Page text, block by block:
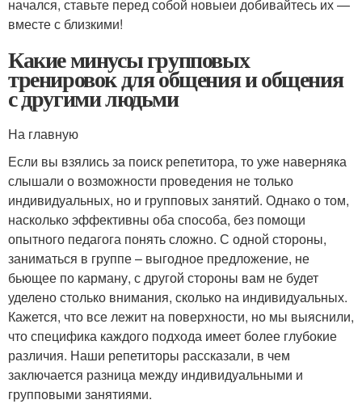
начался, ставьте перед собой новыеи добивайтесь их —
вместе с близкими!
Какие минусы групповых
тренировок для общения и общения
с другими людьми
На главную
Если вы взялись за поиск репетитора, то уже наверняка
слышали о возможности проведения не только
индивидуальных, но и групповых занятий. Однако о том,
насколько эффективны оба способа, без помощи
опытного педагога понять сложно. С одной стороны,
заниматься в группе – выгодное предложение, не
бьющее по карману, с другой стороны вам не будет
уделено столько внимания, сколько на индивидуальных.
Кажется, что все лежит на поверхности, но мы выяснили,
что специфика каждого подхода имеет более глубокие
различия. Наши репетиторы рассказали, в чем
заключается разница между индивидуальными и
групповыми занятиями.